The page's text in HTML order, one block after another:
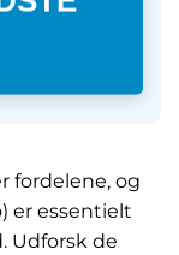
fordelene, og
er essentielt
Udforsk de